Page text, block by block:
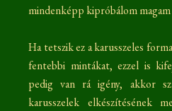
mindenképp kipróbálom magam
Ha tetszik ez a karusszeles
fentebbi mintákat, ezzel is
pedig van rá igény, akkor
karusszelek elkészítésének